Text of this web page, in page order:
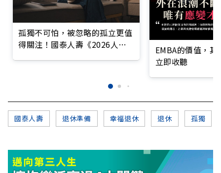
孤獨不可怕，被忽略的孤立更值
得關注！國泰人壽《2026人生
EMBA的價值，
立即收聽
國泰人壽 退休準備 幸福退休 退休 孤獨